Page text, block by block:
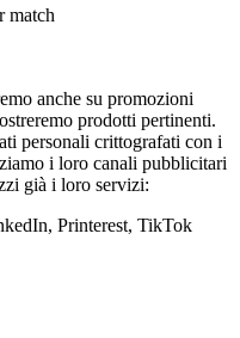
match
anche su promozioni
prodotti pertinenti.
personali crittografati con i
i loro canali pubblicitari
già i loro servizi:
Printerest, TikTok